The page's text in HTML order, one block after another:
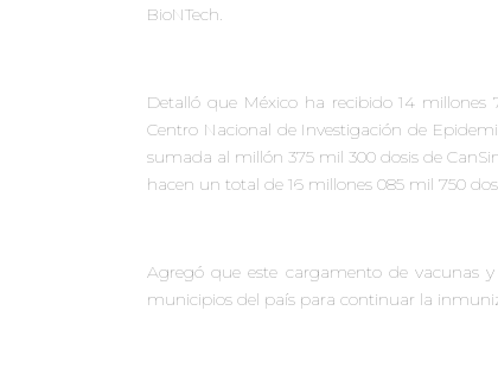
BioNTech.
Detalló que México ha recibido 14 millones
Centro Nacional de Investigación de
sumada al millón 375 mil 300 dosis de
hacen un total de 16 millones 085 mil 750
Agregó que este cargamento de vacunas
municipios del país para continuar la